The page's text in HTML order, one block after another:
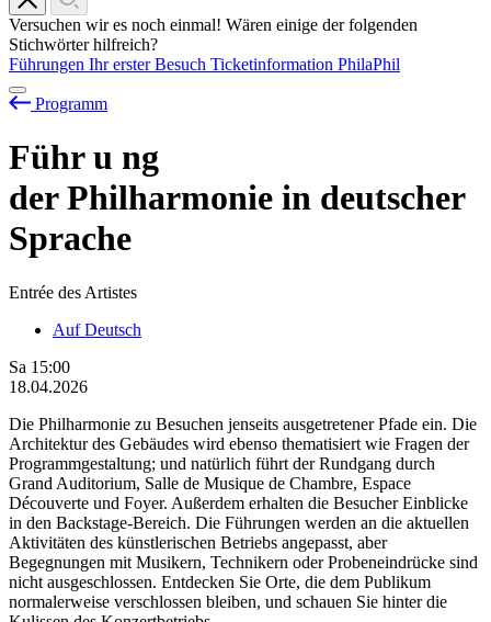
Versuchen wir es noch einmal! Wären einige der folgenden
Stichwörter hilfreich?
Führungen Ihr erster Besuch Ticketinformation PhilaPhil
Programm
Führu ng
der Philharmonie in deutscher
Sprache
Entrée des Artistes
Auf Deutsch
Sa 15:00
18.04.2026
Die Philharmonie zu Besuchen jenseits ausgetretener Pfade ein. Die
Architektur des Gebäudes wird ebenso thematisiert wie Fragen der
Programmgestaltung; und natürlich führt der Rundgang durch
Grand Auditorium, Salle de Musique de Chambre, Espace
Découverte und Foyer. Außerdem erhalten die Besucher Einblicke
in den Backstage-Bereich. Die Führungen werden an die aktuellen
Aktivitäten des künstlerischen Betriebs angepasst, aber
Begegnungen mit Musikern, Technikern oder Probeneindrücke sind
nicht ausgeschlossen. Entdecken Sie Orte, die dem Publikum
normalerweise verschlossen bleiben, und schauen Sie hinter die